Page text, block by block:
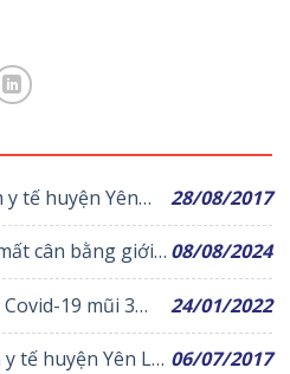
tế huyện Yên
bệnh theo yêu
9/2017″
28/08/2017
cân bằng giới
thanh niên
08/08/2024
19 mũi 3
tiên
24/01/2022
tế huyện Yên Lạc 06/07/2017